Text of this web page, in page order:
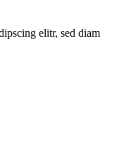
elitr, sed diam